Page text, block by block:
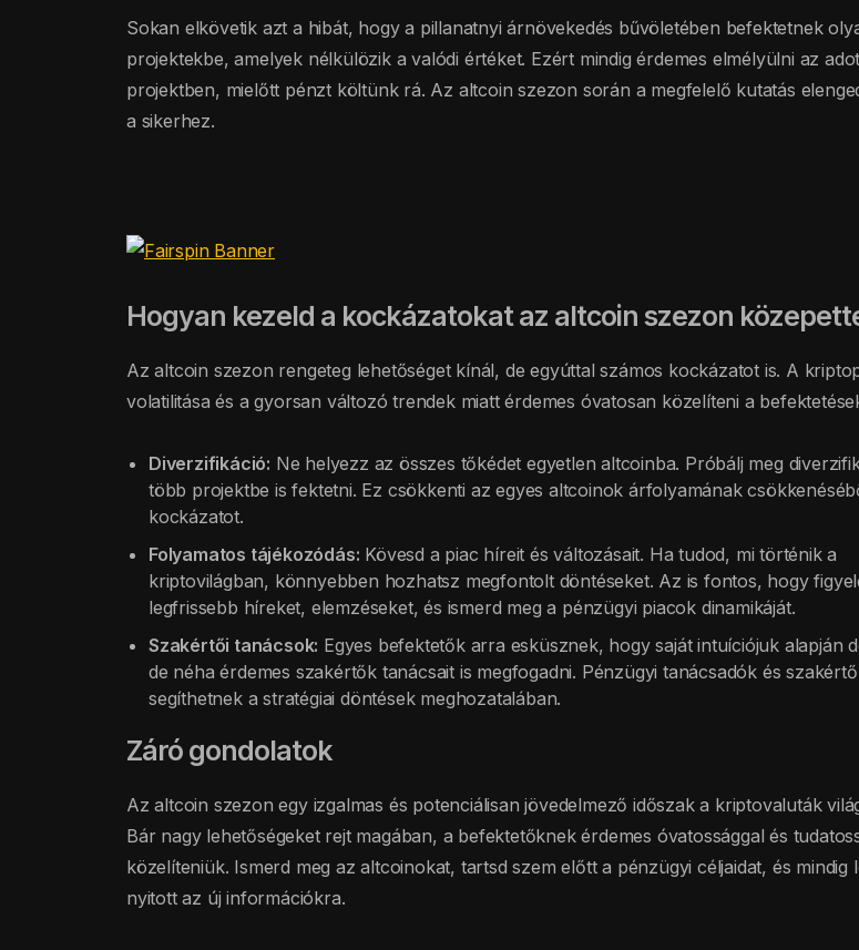
Sokan elkövetik azt a hibát, hogy a pillanatnyi árnövekedés bűvöletében befektetnek
projektekbe, amelyek nélkülözik a valódi értéket. Ezért mindig érdemes elmélyülni az
projektben, mielőtt pénzt költünk rá. Az altcoin szezon során a megfelelő kutatás
a sikerhez.
Hogyan kezeld a kockázatokat az altcoin szezon
Az altcoin szezon rengeteg lehetőséget kínál, de egyúttal számos kockázatot is. A
volatilitása és a gyorsan változó trendek miatt érdemes óvatosan közelíteni a
Diverzifikáció: Ne helyezz az összes tőkédet egyetlen altcoinba. Próbálj meg
több projektbe is fektetni. Ez csökkenti az egyes altcoinok árfolyamának
kockázatot.
Folyamatos tájékozódás: Kövesd a piac híreit és változásait. Ha tudod, mi történik a
kriptovilágban, könnyebben hozhatsz megfontolt döntéseket. Az is fontos, hogy
legfrissebb híreket, elemzéseket, és ismerd meg a pénzügyi piacok dinamikáját.
Szakértői tanácsok: Egyes befektetők arra esküsznek, hogy saját intuíciójuk alapján
de néha érdemes szakértők tanácsait is megfogadni. Pénzügyi tanácsadók és
segíthetnek a stratégiai döntések meghozatalában.
Záró gondolatok
Az altcoin szezon egy izgalmas és potenciálisan jövedelmező időszak a kriptovaluták
Bár nagy lehetőségeket rejt magában, a befektetőknek érdemes óvatossággal és
közelíteniük. Ismerd meg az altcoinokat, tartsd szem előtt a pénzügyi céljaidat, és mindig
nyitott az új információkra.